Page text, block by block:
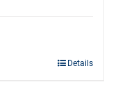
Details